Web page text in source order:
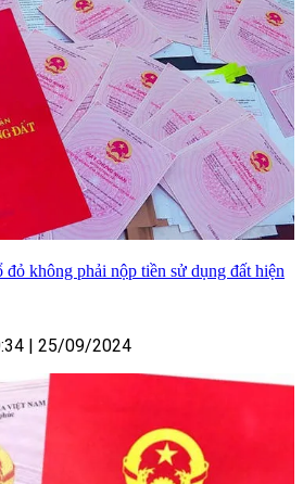
không phải nộp tiền sử dụng đất hiện
25/09/2024